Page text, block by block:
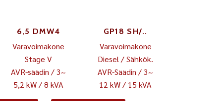
6,5 DMW4
Varavoimakone
Stage V
AVR-säädin / 3~
5,2 kW / 8 kVA
GP18 SH/..
Varavoimakone
Diesel / Sähkök.
AVR-Säädin / 3~
12 kW / 15 kVA